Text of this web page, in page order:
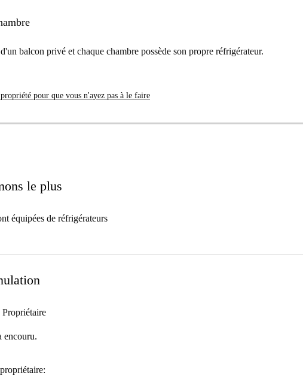
bénéficie d'un emplacement privilégié. Vous trouverez à deux pas des
Cafe, le Tulsi et le Pho Viet 12, ainsi que des fast-foods et des salles de
balcon privé et chaque chambre possède son propre réfrigérateur.
pour que vous n'ayez pas à le faire
le plus
équipées de réfrigérateurs
encouru.